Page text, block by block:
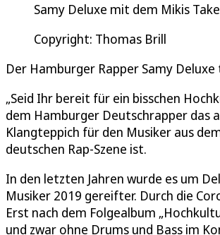
Samy Deluxe mit dem Mikis
Copyright: Thomas Brill
Der Hamburger Rapper Samy
„Seid Ihr bereit für ein bisschen
dem Hamburger Deutschrapper das
Klangteppich für den Musiker aus
deutschen Rap-Szene ist.
In den letzten Jahren wurde es um
Musiker 2019 gereifter. Durch die
Erst nach dem Folgealbum
und zwar ohne Drums und Bass im